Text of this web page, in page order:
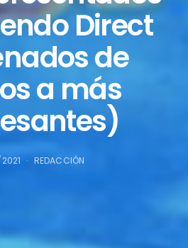
Direct
de
a más
REDACCIÓN